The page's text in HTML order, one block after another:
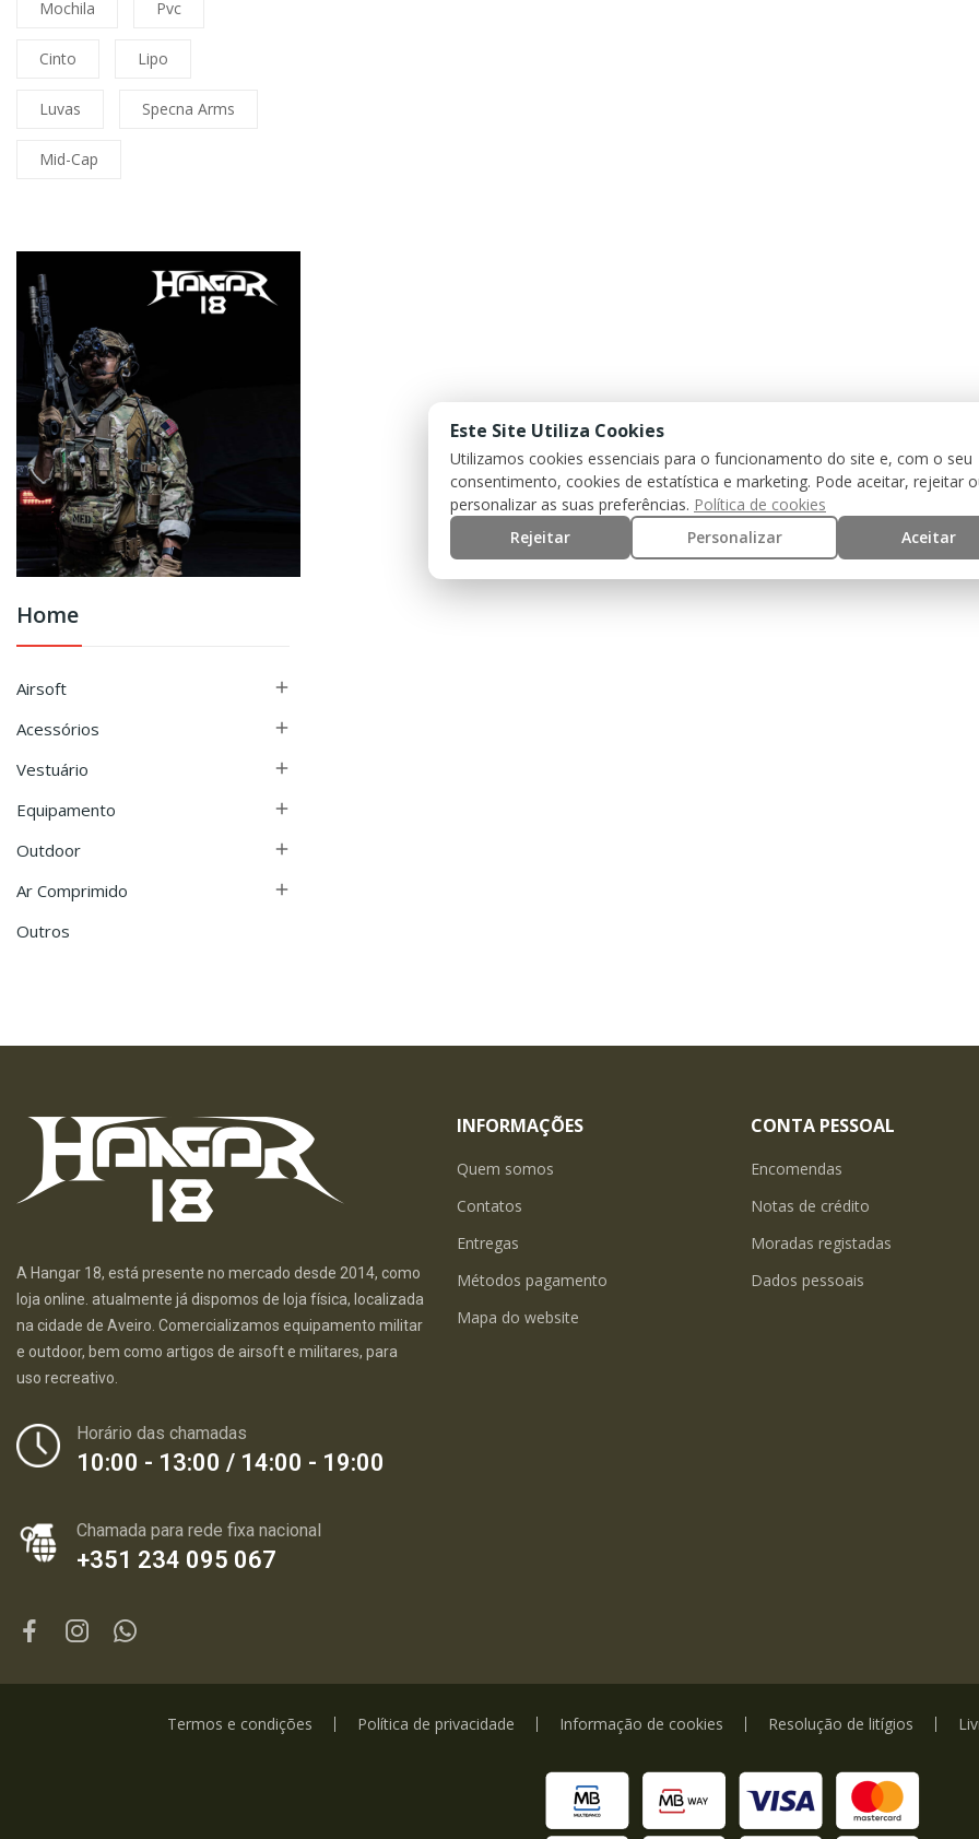
Mochila Pvc
Cinto Lipo
Luvas Specna Arms
Mid-Cap
Home
Airsoft 
Acessórios 
Vestuário 
Equipamento 
Outdoor 
Ar Comprimido 
Outros
A Hangar 18, está presente no mercado desde 2014, como
loja online. atualmente já dispomos de loja física, localizada
na cidade de Aveiro. Comercializamos equipamento militar
e outdoor, bem como artigos de airsoft e militares, para
uso recreativo.
Horário das chamadas
10:00 - 13:00 / 14:00 - 19:00
Chamada para rede fixa nacional
+351 234 095 067
INFORMAÇÕES
Quem somos
Contatos
Entregas
Métodos pagamento
Mapa do website
CONTA PESSOAL
Encomendas
Notas de crédito
Moradas registadas
Dados pessoais
Termos e condições Política de privacidade Informação de cookies Resolução de litígios
Este Site Utiliza Cookies
Utilizamos cookies essenciais para o funcionamento do site e, com o seu
consentimento, cookies de estatística e marketing. Pode aceitar, rejeitar
personalizar as suas preferências. Política de cookies
Rejeitar
Personalizar Aceitar